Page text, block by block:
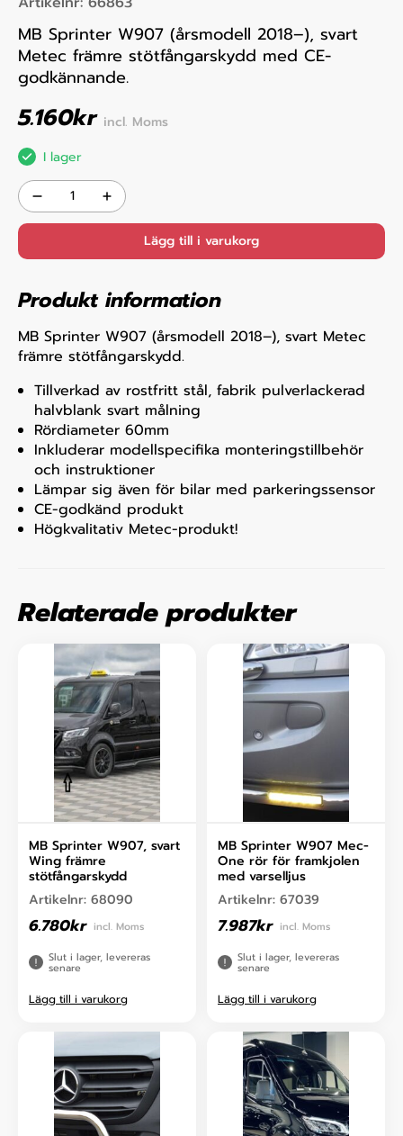
MB Sprinter W907 (årsmodell 2018–), svart
Metec främre stötfångarskydd med CE-
godkännande.
5.160kr incl. Moms
I lager
Lägg till i varukorg
Produkt information
MB Sprinter W907 (årsmodell 2018–), svart Metec
främre stötfångarskydd.
Tillverkad av rostfritt stål, fabrik pulverlackerad
halvblank svart målning
Rördiameter 60mm
Inkluderar modellspecifika monteringstillbehör
och instruktioner
Lämpar sig även för bilar med parkeringssensor
CE-godkänd produkt
Högkvalitativ Metec-produkt!
Relaterade produkter
MB Sprinter W907, svart
Wing främre
stötfångarskydd
Artikelnr: 68090
6.780kr incl. Moms
Slut i lager, levereras
senare
Lägg till i varukorg
MB Sprinter W907 Mec-
One rör för framkjolen
med varselljus
Artikelnr: 67039
7.987kr incl. Moms
Slut i lager, levereras
senare
Lägg till i varukorg